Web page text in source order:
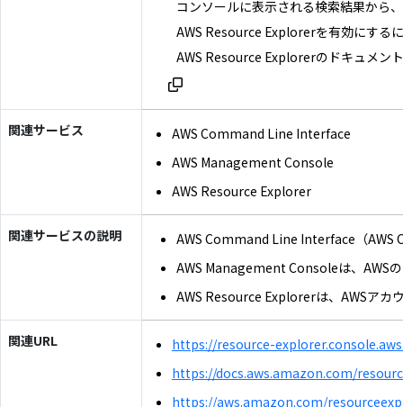
コンソールに表示される検索結果から
AWS Resource Explorerを有効にする
AWS Resource Explorerのドキュメン
関連サービス
AWS Command Line Interface
AWS Management Console
AWS Resource Explorer
関連サービスの説明
AWS Command Line Interface（AWS
AWS Management Consoleは、AWS
AWS Resource Explorerは、AWSアカ
関連URL
https://resource-
https://docs.aws.amazon.com/
https://aws.amazon.com/